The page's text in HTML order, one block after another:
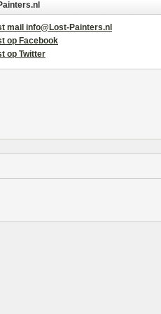
mail info@Lost-Painters.nl
op Facebook
op Twitter